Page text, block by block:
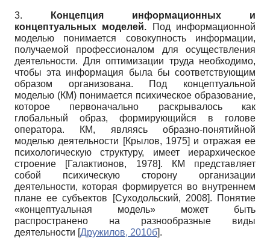
3.
Концепция информационных и
концептуальных моделей. Под информационной
моделью понимается совокупность информации,
получаемой профессионалом для осуществления
деятельности. Для оптимизации труда необходимо,
чтобы эта информация была бы соответствующим
образом организована. Под концептуальной
моделью (КМ) понимается психическое образование,
которое первоначально раскрывалось как
глобальный образ, формирующийся в голове
оператора. КМ, являясь образно-понятийной
моделью деятельности [Крылов, 1975] и отражая ее
психологическую структуру, имеет иерархическое
строение
[Галактионов, 1978]. КМ представляет
собой психическую сторону организации
деятельности, которая формируется во внутреннем
плане ее субъектов
[Суходольский, 2008]. Понятие
«концептуальная модель» может быть
распространено на разнообразные виды
деятельности [Дружилов, 2010б].